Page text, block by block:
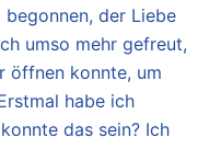
der Liebe
umso mehr gefreut,
öffnen konnte, um
habe ich
das sein? Ich